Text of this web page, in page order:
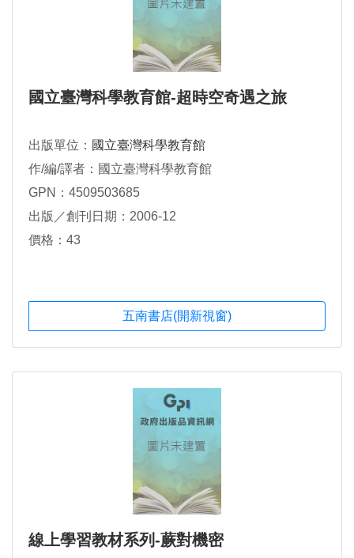
國立臺灣科學教育館-超時空奇遇之旅
出版單位： 國立臺灣科學教育館
作/編/譯者：國立臺灣科學教育館
GPN：4509503685
出版／創刊日期：2006-12
價格：43
五南書店(開新視窗)
線上學習教材系列-蕨對機密